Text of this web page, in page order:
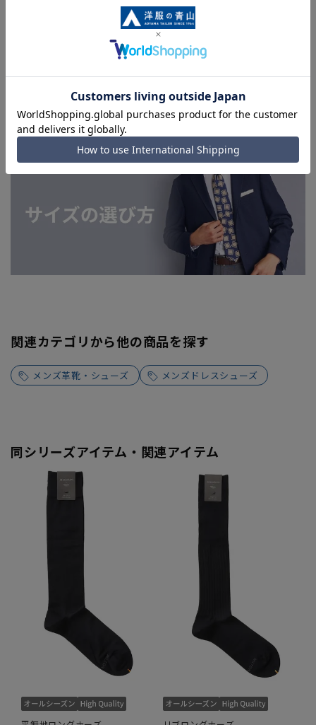
■店舗や各モールサイトと商品在庫を共有しております関係
上、ご注文いただいたタイミングにより欠品が発生し、ご注文
■お急ぎ発送のご注文につきましても、ご注文のタイミングに
よってはお急ぎ発送サービスを選択できない場合がございま
す。
関連カテゴリから他の商品を探す
メンズ革靴・シューズ メンズドレスシューズ
同シリーズアイテム・関連アイテム